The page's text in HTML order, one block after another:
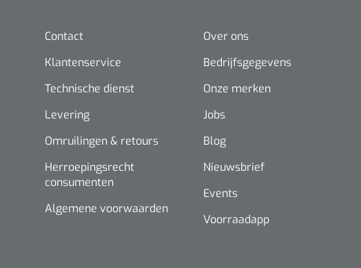
Contact
Klantenservice
Technische dienst
Levering
Omruilingen & retours
Herroepingsrecht
consumenten
Algemene voorwaarden
Over ons
Bedrijfsgegevens
Onze merken
Jobs
Blog
Nieuwsbrief
Events
Voorraadapp